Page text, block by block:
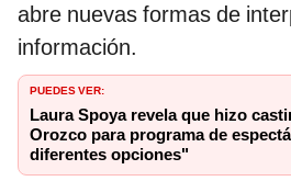
abre nuevas formas de
información.
PUEDES VER:
Laura Spoya revela que hizo
Orozco para programa de
diferentes opciones"